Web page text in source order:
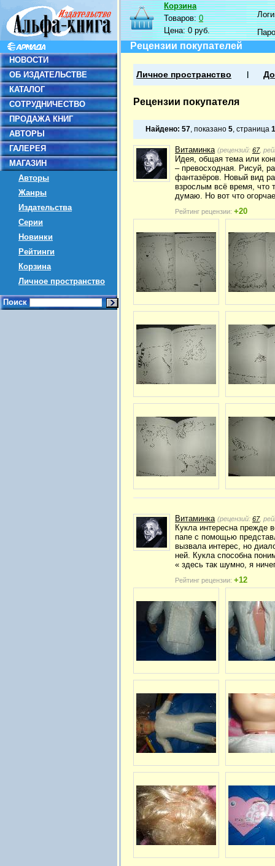
НОВОСТИ
ОБ ИЗДАТЕЛЬСТВЕ
КАТАЛОГ
СОТРУДНИЧЕСТВО
ПРОДАЖА КНИГ
АВТОРЫ
ГАЛЕРЕЯ
МАГАЗИН
Авторы
Жанры
Издательства
Серии
Новинки
Рейтинги
Корзина
Личное пространство
Поиск
Корзина
Товаров:0
Цена:0 руб.
Рецензии покупателей
Личное пространство
Рецензии покупателя
Найдено: 57, показано 5, страница 1
Витаминка (рецензий: 67,
Идея, общая тема или
– превосходная. Рисуй,
фантазёров. Новый вид
взрослым всё время, что
думаю. Но вот что
Рейтинг рецензии: +20
Витаминка (рецензий: 67,
Кукла интересна прежде
папе с помощью
вызвала интерес, но
ней. Кукла способна
« здесь так шумно, я
Рейтинг рецензии: +12